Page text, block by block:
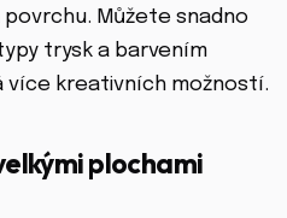
Můžete snadno
trysk a barvením
více kreativních možností.
plochami